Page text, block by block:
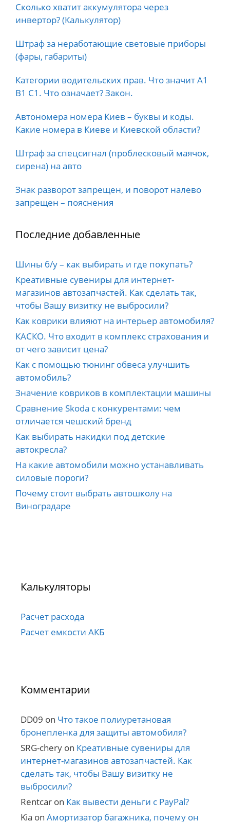
Сколько хватит аккумулятора через
инвертор? (Калькулятор)
Штраф за неработающие световые приборы
(фары, габариты)
Категории водительских прав. Что значит А1
B1 C1. Что означает? Закон.
Автономера номера Киев – буквы и коды.
Какие номера в Киеве и Киевской области?
Штраф за спецсигнал (проблесковый маячок,
сирена) на авто
Знак разворот запрещен, и поворот налево
запрещен – пояснения
Последние добавленные
Шины б/у – как выбирать и где покупать?
Креативные сувениры для интернет-
магазинов автозапчастей. Как сделать так,
чтобы Вашу визитку не выбросили?
Как коврики влияют на интерьер автомобиля?
КАСКО. Что входит в комплекс страхования и
от чего зависит цена?
Как с помощью тюнинг обвеса улучшить
автомобиль?
Значение ковриков в комплектации машины
Сравнение Skoda с конкурентами: чем
отличается чешский бренд
Как выбирать накидки под детские
автокресла?
На какие автомобили можно устанавливать
силовые пороги?
Почему стоит выбрать автошколу на
Виноградаре
Калькуляторы
Расчет расхода
Расчет емкости АКБ
Комментарии
DD09 on Что такое полиуретановая
бронепленка для защиты автомобиля?
SRG-chery on Креативные сувениры для
интернет-магазинов автозапчастей. Как
сделать так, чтобы Вашу визитку не
выбросили?
Rentcar on Как вывести деньги с PayPal?
Kia on Амортизатор багажника, почему он